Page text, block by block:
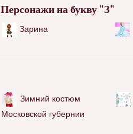
Персонажи на букву "З"
Зарина
Зимний костюм
Московской губернии